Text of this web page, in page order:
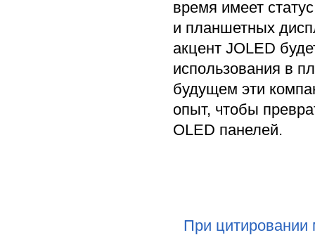
время имеет
и планшетных
акцент JOLED
использования в
будущем эти
опыт, чтобы
OLED панелей.
При цитировании